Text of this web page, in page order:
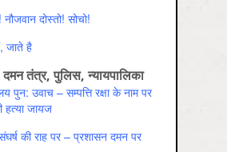
दोस्तो! सोचो!
जाते है
तंत्र, पुलिस, न्यायपालिका
पुन: उवाच – सम्पत्ति रक्षा के नाम पर
हत्या जायज
की राह पर – प्रशासन दमन पर